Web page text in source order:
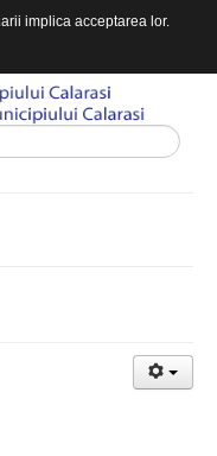
implica acceptarea lor.